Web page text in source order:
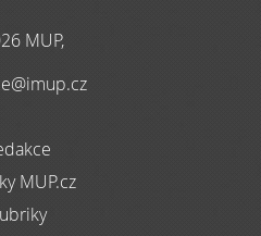
MUP,
MUP.cz